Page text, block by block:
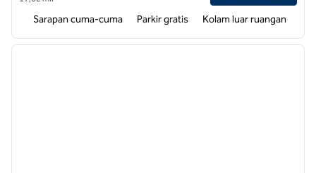
Sarapan cuma-cuma Parkir gratis Kolam luar ruangan
1 dari 12